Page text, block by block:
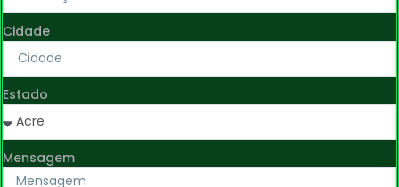
Cidade
Estado
Mensagem